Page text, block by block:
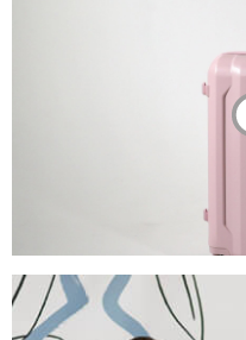
💌 Долучайся до
Підпишись на наші
-10%
на